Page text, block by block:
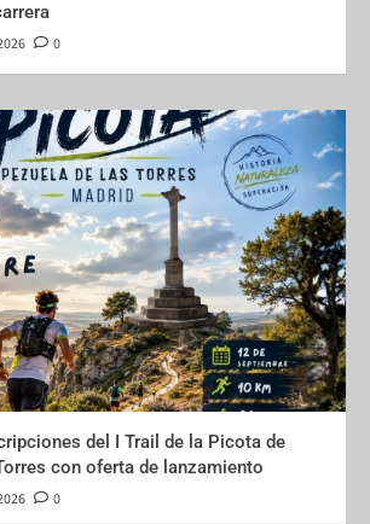
0
del I Trail de la Picota de
con oferta de lanzamiento
0